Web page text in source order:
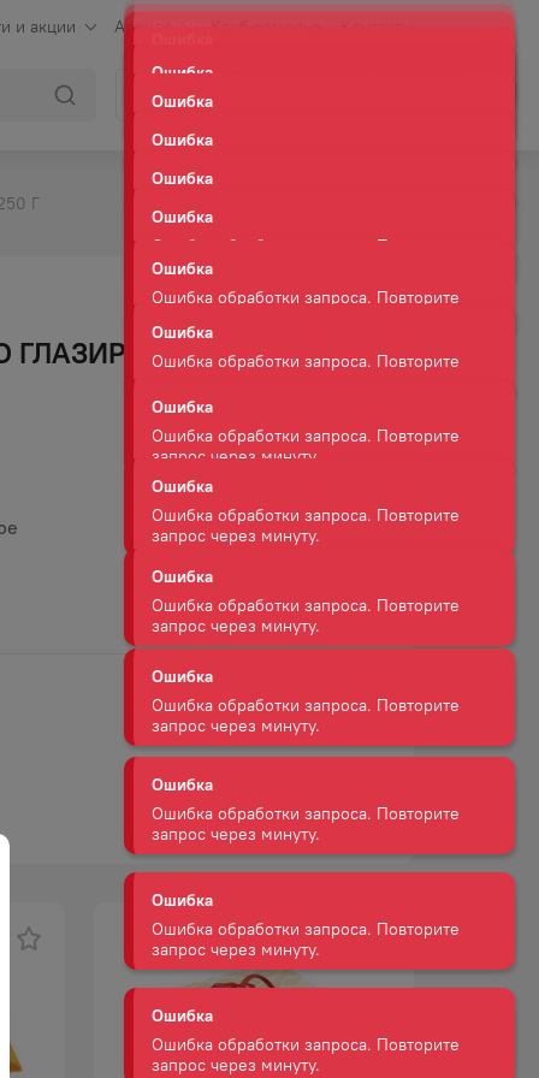
и акции Аренда Клуб сомелье Контакты
Войти
Г
ГЛАЗИРОВАННЫЙ
Ошибка обработки запроса. Повторите
запрос через минуту.
Ошибка
запрос через минуту.
Ошибка
запрос через минуту.
Ошибка обработки запроса. Повторите
запрос через минуту.
Ошибка
Ошибка обработки запроса. Повторите
запрос через минуту.
Ошибка
Ошибка обработки запроса. Повторите
запрос через минуту.
Ошибка
Ошибка обработки запроса. Повторите
запрос через минуту.
Ошибка
Ошибка обработки запроса. Повторите
запрос через минуту.
Ошибка обработки запроса. Повторите
запрос через минуту.
Ошибка обработки запроса. Повторите
запрос через минуту.
Ошибка обработки запроса. Повторите